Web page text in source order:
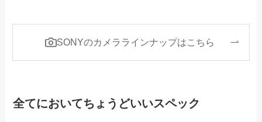
SONYのカメララインナップはこちら
全てにおいてちょうどいいスペック